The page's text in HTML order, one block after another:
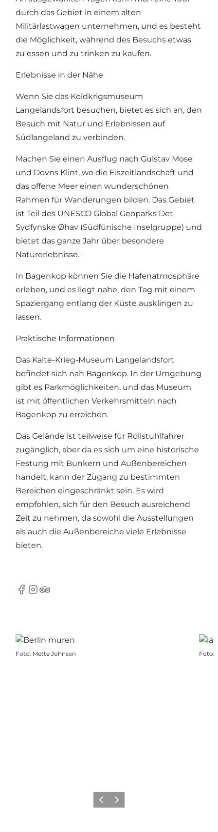
durch das Gebiet in einem alten
Militärlastwagen unternehmen, und es besteht
die Möglichkeit, während des Besuchs etwas
zu essen und zu trinken zu kaufen.
Erlebnisse in der Nähe
Wenn Sie das Koldkrigsmuseum
Langelandsfort besuchen, bietet es sich an, den
Besuch mit Natur und Erlebnissen auf
Südlangeland zu verbinden.
Machen Sie einen Ausflug nach Gulstav Mose
und Dovns Klint, wo die Eiszeitlandschaft und
das offene Meer einen wunderschönen
Rahmen für Wanderungen bilden. Das Gebiet
ist Teil des UNESCO Global Geoparks Det
Sydfynske Øhav (Südfünische Inselgruppe) und
bietet das ganze Jahr über besondere
Naturerlebnisse.
In Bagenkop können Sie die Hafenatmosphäre
erleben, und es liegt nahe, den Tag mit einem
Spaziergang entlang der Küste ausklingen zu
lassen.
Praktische Informationen
Das Kalte-Krieg-Museum Langelandsfort
befindet sich nah Bagenkop. In der Umgebung
gibt es Parkmöglichkeiten, und das Museum
ist mit öffentlichen Verkehrsmitteln nach
Bagenkop zu erreichen.
Das Gelände ist teilweise für Rollstuhlfahrer
zugänglich, aber da es sich um eine historische
Festung mit Bunkern und Außenbereichen
handelt, kann der Zugang zu bestimmten
Bereichen eingeschränkt sein. Es wird
empfohlen, sich für den Besuch ausreichend
Zeit zu nehmen, da sowohl die Ausstellungen
als auch die Außenbereiche viele Erlebnisse
bieten.
Facebook
Instagram
Tripadvisor
Foto: Mette Johnsen Foto:
ZurückWeiter